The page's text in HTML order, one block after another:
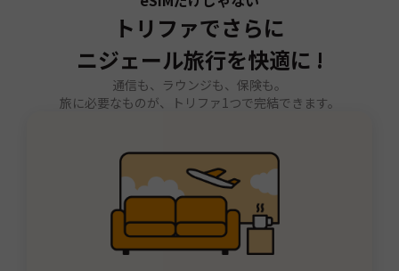
トリファでさらに
ニジェール旅行を快適に !
通信も、ラウンジも、保険も。
旅に必要なものが、トリファ1つで完結できます。